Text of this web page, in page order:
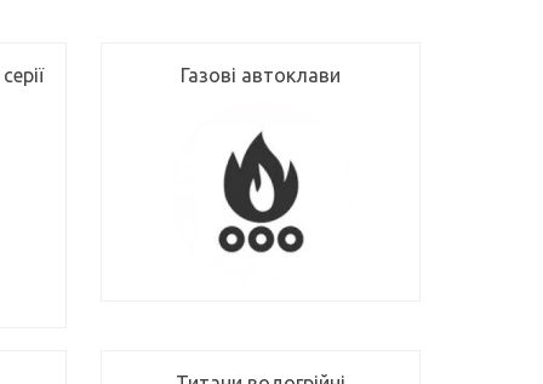
Газові автоклави